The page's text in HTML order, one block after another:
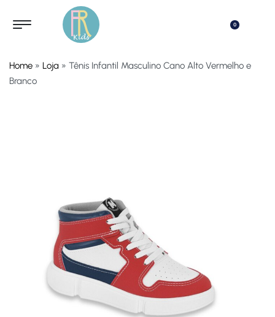
0
Home » Loja » Tênis Infantil Masculino Cano Alto Vermelho e
Branco